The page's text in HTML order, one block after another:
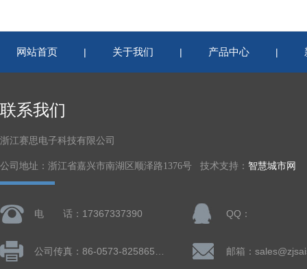
网站首页 | 关于我们 | 产品中心 |
联系我们
浙江赛思电子科技有限公司
公司地址：浙江省嘉兴市南湖区顺泽路1376号 技术支持： 智慧城市网
电 话：17367337390 QQ：
邮箱：